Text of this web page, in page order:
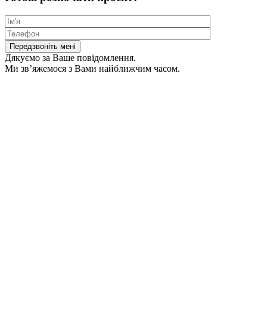
Дякуємо за Ваше повідомлення.
Ми зв’яжемося з Вами найближчим часом.